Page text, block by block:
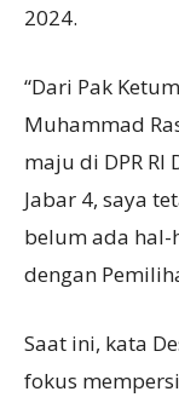
2024.
“Dari Pak
Muhammad
maju di DPR RI
Jabar 4, saya
belum ada
dengan
Saat ini, kata
fokus